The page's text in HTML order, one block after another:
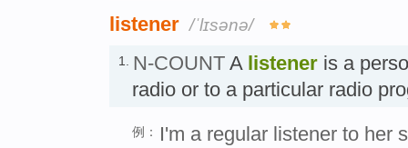
listener /ˈlɪsənə/
1. N-COUNT A listener is a
radio or to a particular radio
例：
I'm a regular listener to her